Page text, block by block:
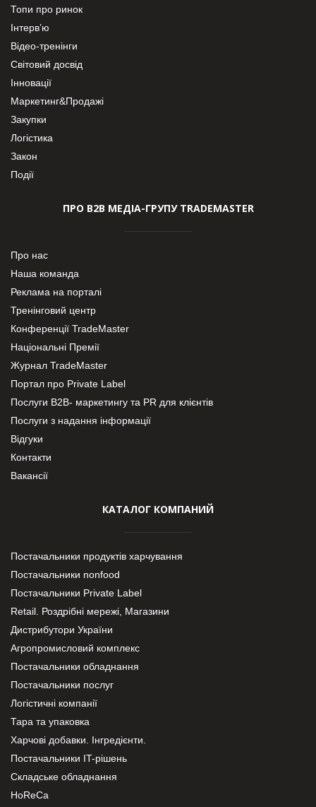
Топи про ринок
Інтерв’ю
Відео-тренінги
Світовий досвід
Інновації
Маркетинг&Продажі
Закупки
Логістика
Закон
Події
ПРО В2В МЕДІА-ГРУПУ TRADEMASTER
Про нас
Наша команда
Реклама на порталі
Тренінговий центр
Конференції TradeMaster
Національні Премії
Журнал TradeMaster
Портал про Private Label
Послуги В2В- маркетингу та PR для клієнтів
Послуги з надання інформації
Відгуки
Контакти
Вакансії
КАТАЛОГ КОМПАНИЙ
Постачальники продуктів харчування
Постачальники nonfood
Постачальники Private Label
Retail. Роздрібні мережі, Магазини
Дистрибутори України
Агропромисловий комплекс
Постачальники обладнання
Постачальники послуг
Логістичні компанії
Тара та упаковка
Харчові добавки. Інгредієнти.
Постачальники IT-рішень
Складське обладнання
HoReCa